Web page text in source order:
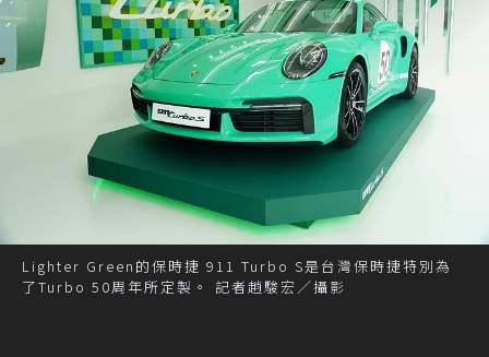
Lighter Green的保時捷 911 Turbo S是台灣保時捷特別為
了Turbo 50周年所定製。 記者趙駿宏／攝影